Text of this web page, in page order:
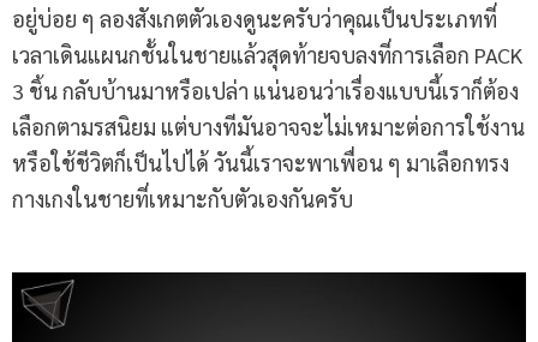
อยู่บ่อย ๆ ลองสังเกตตัวเองดูนะครับว่าคุณเป็นประเภทที่
เวลาเดินแผนกชั้นในชายแล้วสุดท้ายจบลงที่การเลือก PACK
3 ชิ้น กลับบ้านมาหรือเปล่า แน่นอนว่าเรื่องแบบนี้เราก็ต้อง
เลือกตามรสนิยม แต่บางทีมันอาจจะไม่เหมาะต่อการใช้งาน
หรือใช้ชีวิตก็เป็นไปได้ วันนี้เราจะพาเพื่อน ๆ มาเลือกทรง
กางเกงในชายที่เหมาะกับตัวเองกันครับ